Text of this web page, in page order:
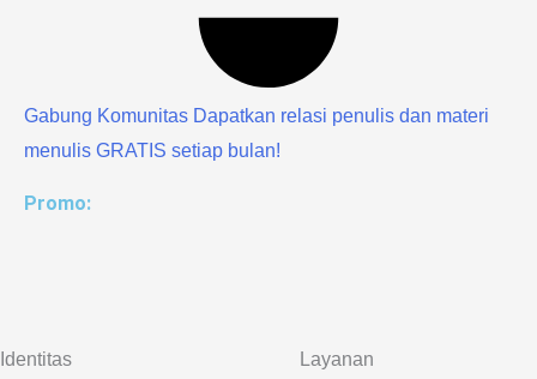
Gabung Komunitas Dapatkan relasi penulis dan materi
menulis GRATIS setiap bulan!
Promo:
Identitas Layanan